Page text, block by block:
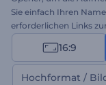
Sie einfach Ihren
erforderlichen Links
ein attraktives
wecken. Probieren Sie
16:9
Hochformat /